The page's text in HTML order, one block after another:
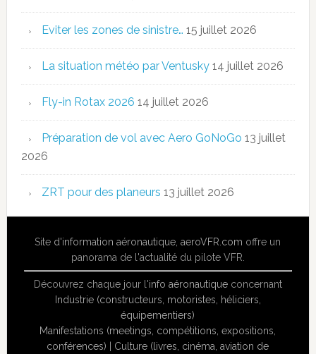
Eviter les zones de sinistre… 15 juillet 2026
La situation météo par Ventusky 14 juillet 2026
Fly-in Rotax 2026 14 juillet 2026
Préparation de vol avec Aero GoNoGo 13 juillet
2026
ZRT pour des planeurs 13 juillet 2026
Site d'information aéronautique ,aeroVFR.com offre un
panorama de l'actualité du pilote VFR.
Découvrez chaque jour l'info aéronautiqueconcernant
Industrie (constructeurs, motoristes, héliciers,
équipementiers)
Manifestations (meetings, compétitions, expositions,
conférences)
Culture (livres, cinéma, aviation de